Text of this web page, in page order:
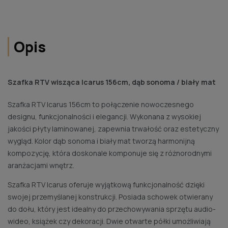
Opis
Szafka RTV wisząca Icarus 156cm, dąb sonoma / biały mat
Szafka RTV Icarus 156cm to połączenie nowoczesnego
designu, funkcjonalności i elegancji. Wykonana z wysokiej
jakości płyty laminowanej, zapewnia trwałość oraz estetyczny
wygląd. Kolor dąb sonoma i biały mat tworzą harmonijną
kompozycję, która doskonale komponuje się z różnorodnymi
aranżacjami wnętrz.
Szafka RTV Icarus oferuje wyjątkową funkcjonalność dzięki
swojej przemyślanej konstrukcji. Posiada schowek otwierany
do dołu, który jest idealny do przechowywania sprzętu audio-
wideo, książek czy dekoracji. Dwie otwarte półki umożliwiają